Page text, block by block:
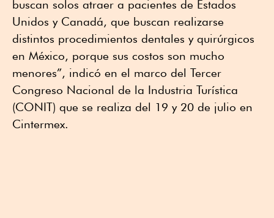
buscan solos atraer a pacientes de Estados
Unidos y Canadá, que buscan realizarse
distintos procedimientos dentales y quirúrgicos
en México, porque sus costos son mucho
menores”, indicó en el marco del Tercer
Congreso Nacional de la Industria Turística
(CONIT) que se realiza del 19 y 20 de julio en
Cintermex.